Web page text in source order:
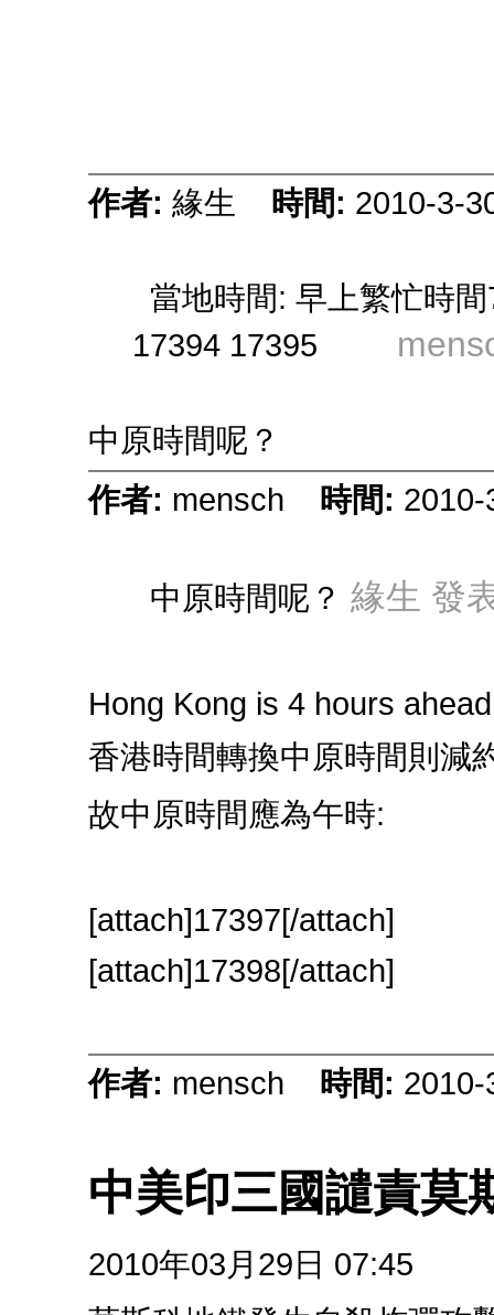
作者: 緣生 時間: 2010-3-
當地時間: 早上繁忙時
17394 17395
中原時間呢？
作者: mensch 時間: 2010-
中原時間呢？ 緣生 發
Hong Kong is 4 hours
香港時間轉換中原時間則減
故中原時間應為午時:
[attach]17397[/attach]
[attach]17398[/attach]
作者: mensch 時間: 2010-
中美印三國譴責莫
2010年03月29日 07:45